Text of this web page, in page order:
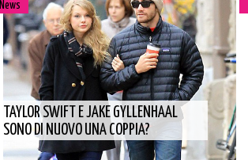
News
TAYLOR SWIFT E JAKE GYLLENHAAL
SONO DI NUOVO UNA COPPIA?